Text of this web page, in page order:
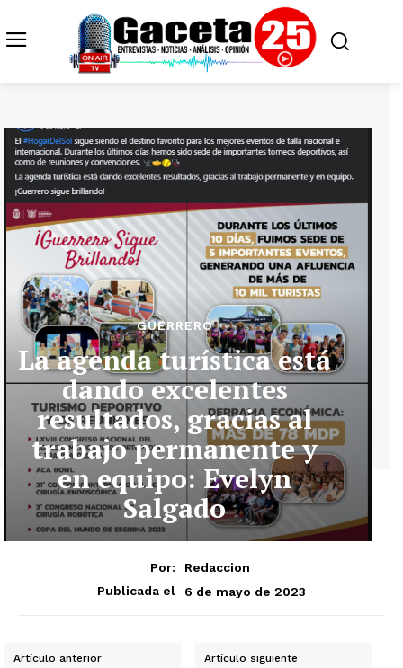
GUERRERO
La agenda turística está
dando excelentes
resultados, gracias al
trabajo permanente y
en equipo: Evelyn
Salgado
Por:
Redaccion
Publicada el
6 de mayo de 2023
Artículo anterior Artículo siguiente